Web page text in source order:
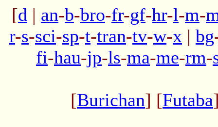
[d | an-b-bro-fr-gf-hr-l-m-
r-s-sci-sp-t-tran-tv-w-x | bg
fi-hau-jp-ls-ma-me-rm-
[Burichan] [Futaba